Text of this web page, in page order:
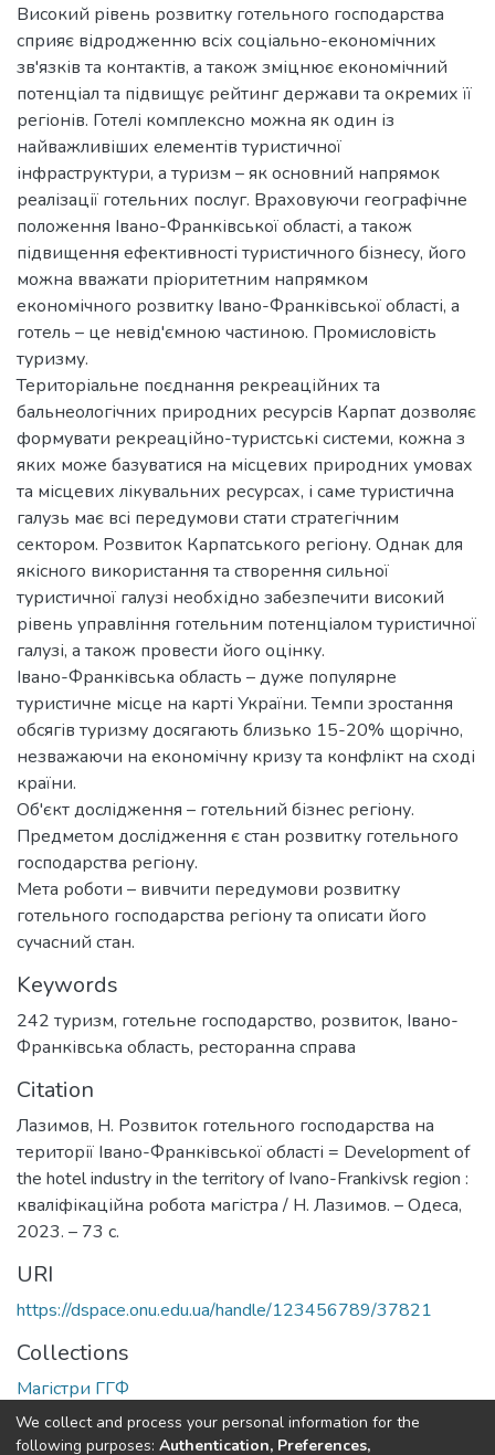
Високий рівень розвитку готельного господарства
сприяє відродженню всіх соціально-економічних
зв'язків та контактів, а також зміцнює економічний
потенціал та підвищує рейтинг держави та окремих її
регіонів. Готелі комплексно можна як один із
найважливіших елементів туристичної
інфраструктури, а туризм – як основний напрямок
реалізації готельних послуг. Враховуючи географічне
положення Івано-Франківської області, а також
підвищення ефективності туристичного бізнесу, його
можна вважати пріоритетним напрямком
економічного розвитку Івано-Франківської області, а
готель – це невід'ємною частиною. Промисловість
туризму.
Територіальне поєднання рекреаційних та
бальнеологічних природних ресурсів Карпат дозволяє
формувати рекреаційно-туристські системи, кожна з
яких може базуватися на місцевих природних умовах
та місцевих лікувальних ресурсах, і саме туристична
галузь має всі передумови стати стратегічним
сектором. Розвиток Карпатського регіону. Однак для
якісного використання та створення сильної
туристичної галузі необхідно забезпечити високий
рівень управління готельним потенціалом туристичної
галузі, а також провести його оцінку.
Івано-Франківська область – дуже популярне
туристичне місце на карті України. Темпи зростання
обсягів туризму досягають близько 15-20% щорічно,
незважаючи на економічну кризу та конфлікт на сході
країни.
Об'єкт дослідження – готельний бізнес регіону.
Предметом дослідження є стан розвитку готельного
господарства регіону.
Мета роботи – вивчити передумови розвитку
готельного господарства регіону та описати його
сучасний стан.
Keywords
242 туризм, готельне господарство, розвиток, Івано-
Франківська область, ресторанна справа
Citation
Лазимов, Н. Розвиток готельного господарства на
території Івано-Франківської області = Development of
the hotel industry in the territory of Ivano-Frankivsk region :
кваліфікаційна робота магістра / Н. Лазимов. – Одеса,
2023. – 73 с.
URI
https://dspace.onu.edu.ua/handle/123456789/37821
Collections
Магістри ГГФ
Full item page
We collect and process your personal information for the
following purposes: Authentication, Preferences,